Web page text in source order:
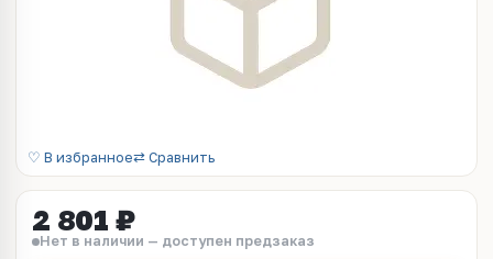
♡ В избранное⇄ Сравнить
2 801 ₽
Нет в наличии — доступен предзаказ